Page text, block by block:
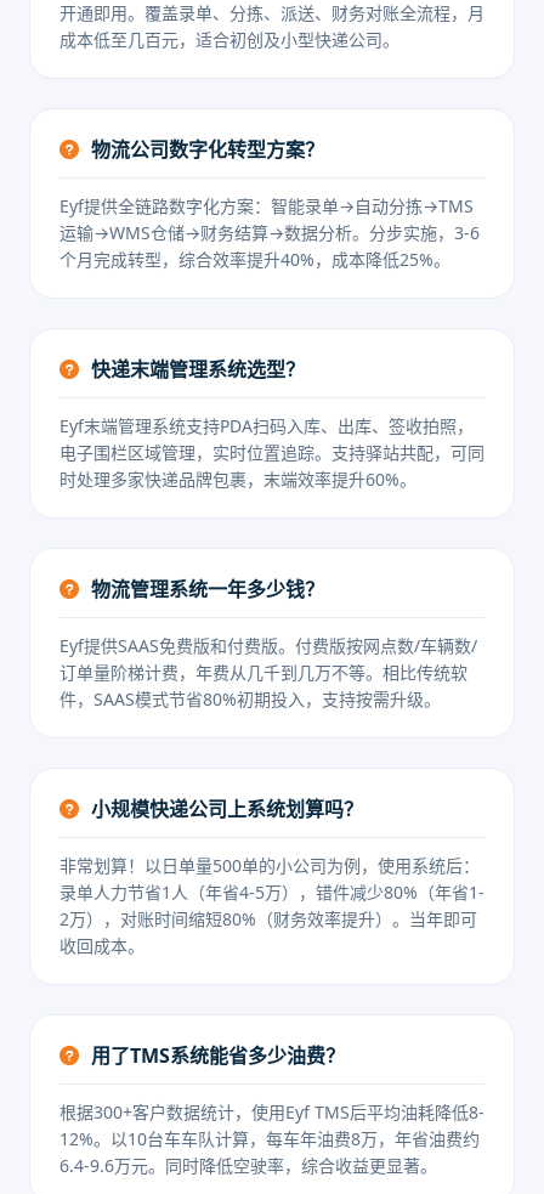
开通即用。覆盖录单、分拣、派送、财务对账全流程，月
成本低至几百元，适合初创及小型快递公司。
物流公司数字化转型方案？
Eyf提供全链路数字化方案：智能录单→自动分拣→TMS
运输→WMS仓储→财务结算→数据分析。分步实施，3-6
个月完成转型，综合效率提升40%，成本降低25%。
快递末端管理系统选型？
Eyf末端管理系统支持PDA扫码入库、出库、签收拍照，
电子围栏区域管理，实时位置追踪。支持驿站共配，可同
时处理多家快递品牌包裹，末端效率提升60%。
物流管理系统一年多少钱？
Eyf提供SAAS免费版和付费版。付费版按网点数/车辆数/
订单量阶梯计费，年费从几千到几万不等。相比传统软
件，SAAS模式节省80%初期投入，支持按需升级。
小规模快递公司上系统划算吗？
非常划算！以日单量500单的小公司为例，使用系统后：
录单人力节省1人（年省4-5万），错件减少80%（年省1-
2万），对账时间缩短80%（财务效率提升）。当年即可
收回成本。
用了TMS系统能省多少油费？
根据300+客户数据统计，使用Eyf TMS后平均油耗降低8-
12%。以10台车车队计算，每车年油费8万，年省油费约
6.4-9.6万元。同时降低空驶率，综合收益更显著。